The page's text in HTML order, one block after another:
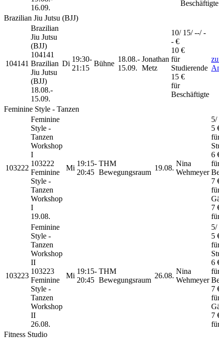
16.09.
Beschäftigte
Brazilian Jiu Jutsu (BJJ)
104141
Brazilian
Jiu Jutsu
(BJJ)
104141
Brazilian
Jiu Jutsu
(BJJ)
18.08.-
15.09.
Di
19:30-
21:15
Bühne
18.08.-
15.09.
Jonathan
Metz
10/ 15/ --/ -
- €
10 €
für
Studierende
15 €
für
Beschäftigte
Feminine Style - Tanzen
103222
Feminine
Style -
Tanzen
Workshop
I
103222
Feminine
Style -
Tanzen
Workshop
I
19.08.
Mi
19:15-
20:45
THM
Bewegungsraum
19.08.
Nina
Wehmeyer
5/
5
6
7
7
103223
Feminine
Style -
Tanzen
Workshop
II
103223
Feminine
Style -
Tanzen
Workshop
II
26.08.
Mi
19:15-
20:45
THM
Bewegungsraum
26.08.
Nina
Wehmeyer
5/
5
6
7
7
Fitness Studio